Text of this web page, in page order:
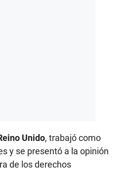
Unido, trabajó como
y se presentó a la opinión
de los derechos